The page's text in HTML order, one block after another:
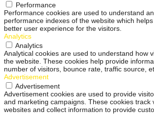
Performance
Performance cookies are used to understand
performance indexes of the website which
better user experience for the visitors.
Analytics
Analytics
Analytical cookies are used to understand how
the website. These cookies help provide
number of visitors, bounce rate, traffic source,
Advertisement
Advertisement
Advertisement cookies are used to provide
and marketing campaigns. These cookies track
websites and collect information to provide